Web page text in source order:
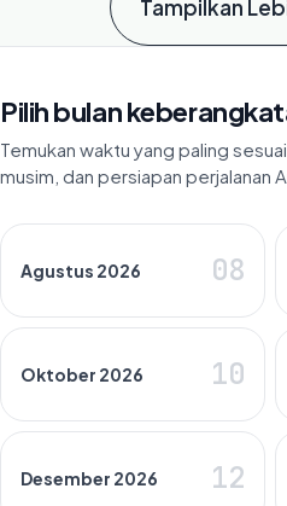
Tampilkan
Pilih bulan
Temukan waktu yang paling
musim, dan persiapan perjalanan
Agustus 2026 08
Oktober 2026 10
Desember 2026 12